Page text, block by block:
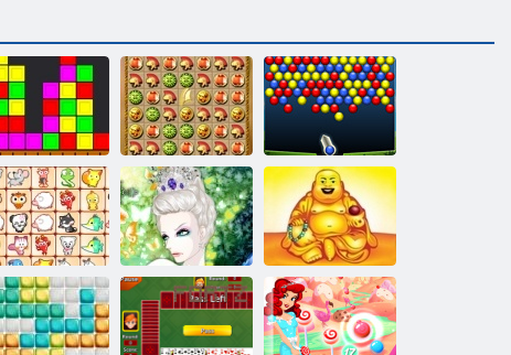
Бездна
Возвращение
Атлантиды
Энергичные
шарики
Сказочные
питомцы связь
Снежная
королева 2
Десять
талисманов